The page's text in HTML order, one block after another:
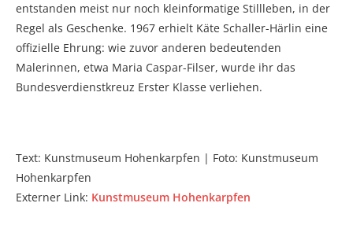
entstanden meist nur noch kleinformatige Stillleben, in der
Regel als Geschenke. 1967 erhielt Käte Schaller-Härlin eine
offizielle Ehrung: wie zuvor anderen bedeutenden
Malerinnen, etwa Maria Caspar-Filser, wurde ihr das
Bundesverdienstkreuz Erster Klasse verliehen.
Text: Kunstmuseum Hohenkarpfen | Foto: Kunstmuseum
Hohenkarpfen
Externer Link: Kunstmuseum Hohenkarpfen